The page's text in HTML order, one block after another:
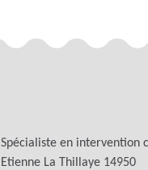
Spécialiste en intervention
Etienne La Thillaye 14950